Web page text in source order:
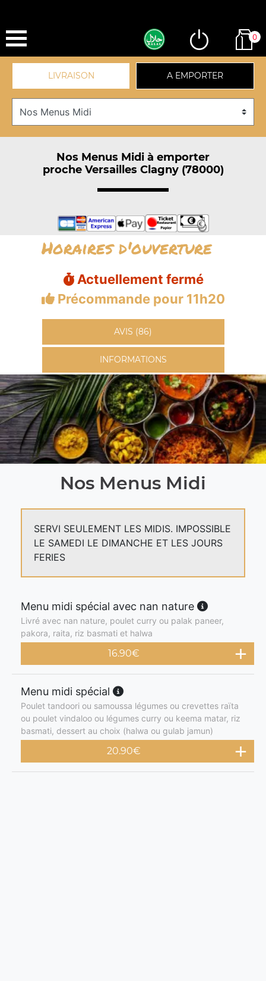
0
LIVRAISON A EMPORTER
Nos Menus Midi à emporter
proche Versailles Clagny (78000)
Horaires d'ouverture
Actuellement fermé
Précommande pour 11h20
AVIS (86)
INFORMATIONS
Nos Menus Midi
SERVI SEULEMENT LES MIDIS. IMPOSSIBLE
LE SAMEDI LE DIMANCHE ET LES JOURS
FERIES
Menu midi spécial avec nan nature
Livré avec nan nature, poulet curry ou palak paneer,
pakora, raita, riz basmati et halwa
16.90€
Menu midi spécial
Poulet tandoori ou samoussa légumes ou crevettes raïta
ou poulet vindaloo ou légumes curry ou keema matar, riz
basmati, dessert au choix (halwa ou gulab jamun)
20.90€